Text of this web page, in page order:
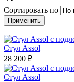
Сортировать по
Стул Assol
28 200 ₽
Стул Assol